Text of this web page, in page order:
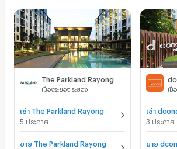
The Parkland Rayong
เมืองระยอง ระยอง
เช่า The Parkland Rayong
5 ประกาศ
ขาย The Parkland Rayong
เมื
เช่า
3 ประกาศ
ขาย